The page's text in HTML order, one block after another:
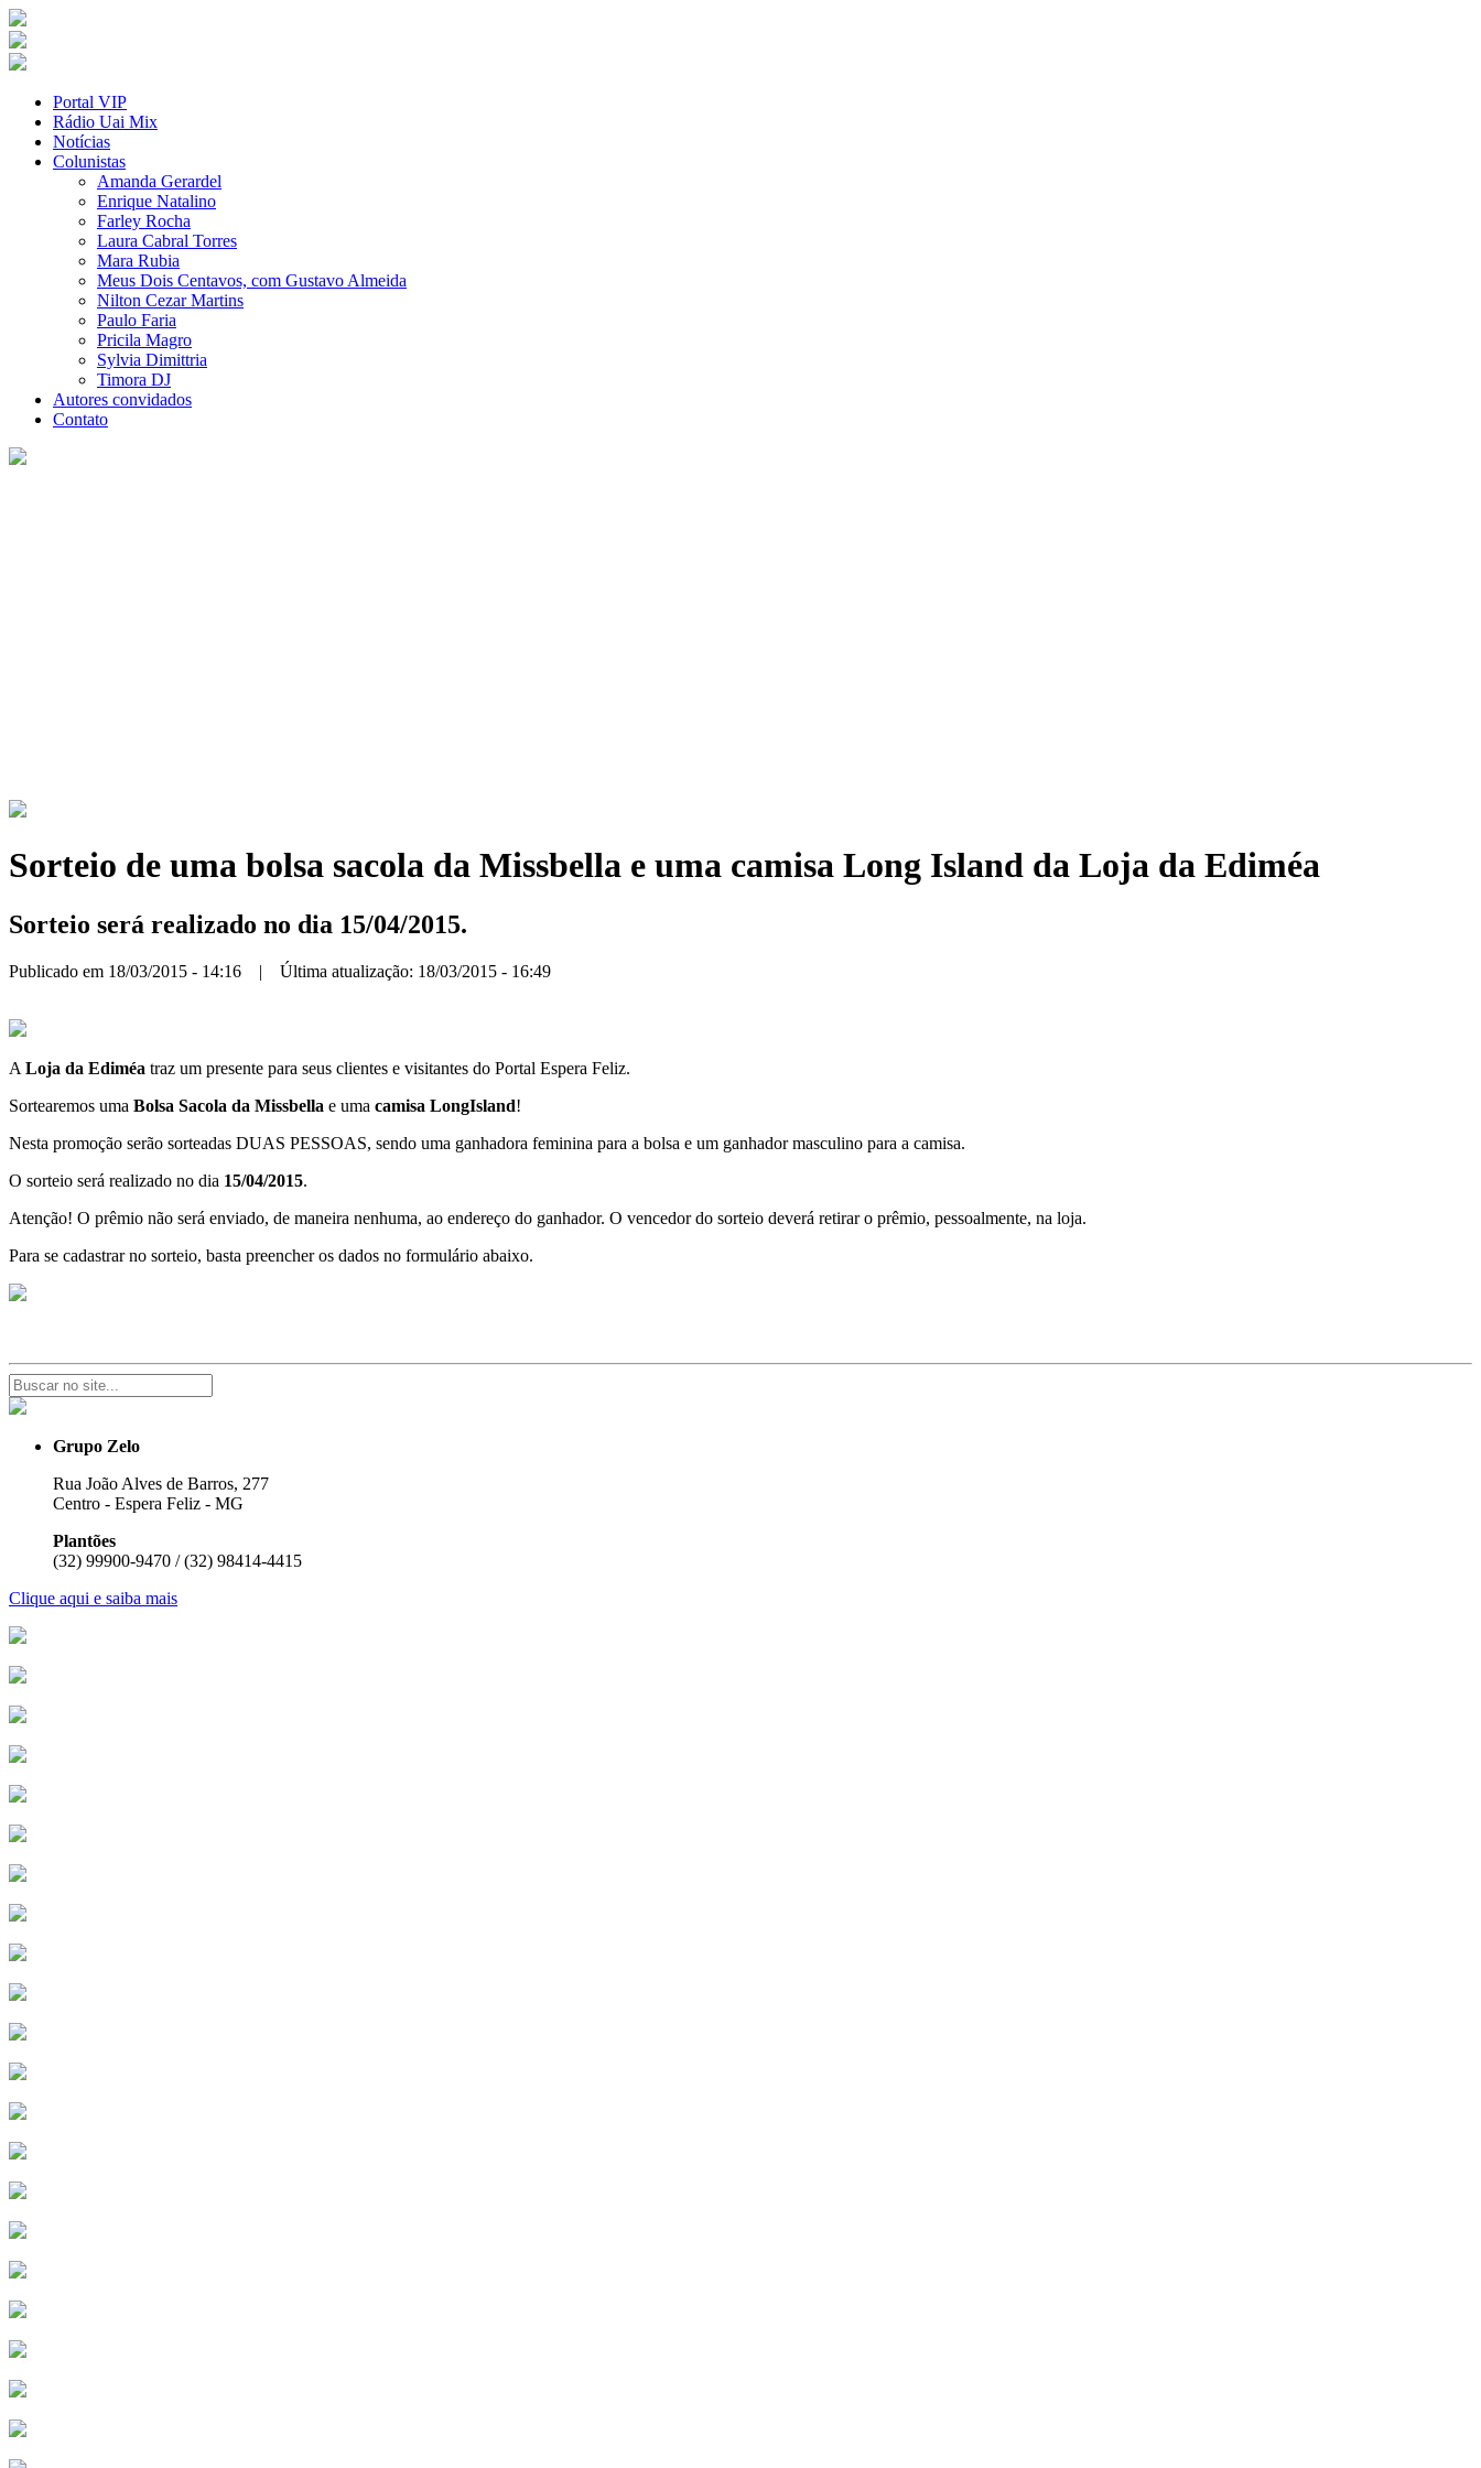
Portal VIP
Rádio Uai Mix
Notícias
Colunistas
Amanda Gerardel
Enrique Natalino
Farley Rocha
Laura Cabral Torres
Mara Rubia
Meus Dois Centavos, com Gustavo Almeida
Nilton Cezar Martins
Paulo Faria
Pricila Magro
Sylvia Dimittria
Timora DJ
Autores convidados
Contato
Sorteio de uma bolsa sacola da Missbella e uma camisa Long Island da Loja da Ediméa
Sorteio será realizado no dia 15/04/2015.
Publicado em 18/03/2015 - 14:16 | Última atualização: 18/03/2015 - 16:49
A Loja da Ediméa traz um presente para seus clientes e visitantes do Portal Espera Feliz.
Sortearemos uma Bolsa Sacola da Missbella e uma camisa LongIsland!
Nesta promoção serão sorteadas DUAS PESSOAS, sendo uma ganhadora feminina para a bolsa e um ganhador masculino para a camisa.
O sorteio será realizado no dia 15/04/2015.
Atenção! O prêmio não será enviado, de maneira nenhuma, ao endereço do ganhador. O vencedor do sorteio deverá retirar o prêmio, pessoalmente, na loja.
Para se cadastrar no sorteio, basta preencher os dados no formulário abaixo.
Grupo Zelo
Rua João Alves de Barros, 277
Centro - Espera Feliz - MG
Plantões
(32) 99900-9470 / (32) 98414-4415
Clique aqui e saiba mais